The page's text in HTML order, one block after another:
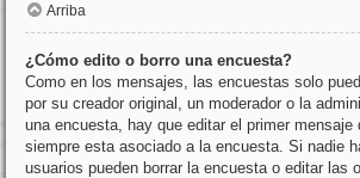
Arriba
¿Cómo edito o borro una encuesta?
Como en los mensajes, las encuestas solo
por su creador original, un moderador o la
una encuesta, hay que editar el primer mensaje
siempre esta asociado a la encuesta. Si nadie
usuarios pueden borrar la encuesta o editar las